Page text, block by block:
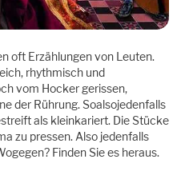
oft Erzählungen von Leuten.
rhythmisch und
vom Hocker gerissen,
der Rührung. Soalsojedenfalls
als kleinkariert. Die Stücke
zu pressen. Also jedenfalls
Finden Sie es heraus.